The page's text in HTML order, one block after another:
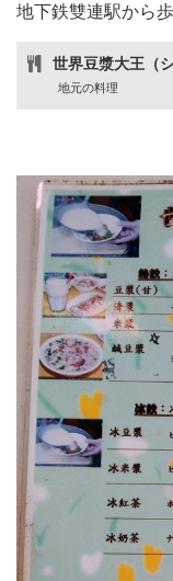
地下鉄雙連駅から
世界豆漿大王（
地元の料理